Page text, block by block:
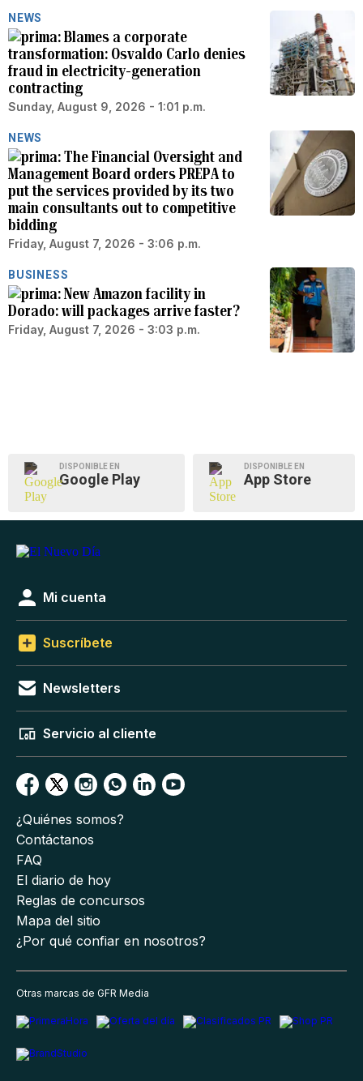
NEWS
Blames a corporate
transformation: Osvaldo Carlo denies
fraud in electricity-generation
contracting
Sunday, August 9, 2026 - 1:01 p.m.
NEWS
The Financial Oversight and
Management Board orders PREPA to
put the services provided by its two
main consultants out to competitive
bidding
Friday, August 7, 2026 - 3:06 p.m.
BUSINESS
New Amazon facility in
Dorado: will packages arrive faster?
Friday, August 7, 2026 - 3:03 p.m.
DISPONIBLE EN
Google Play
DISPONIBLE EN
App Store
Mi cuenta
Suscríbete
Newsletters
Servicio al cliente
¿Quiénes somos?
Contáctanos
FAQ
El diario de hoy
Reglas de concursos
Mapa del sitio
¿Por qué confiar en nosotros?
Otras marcas de GFR Media